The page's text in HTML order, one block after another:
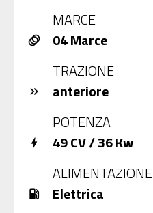
MARCE
animation
04 Marce
TRAZIONE
keyboard_double_arrow_right
anteriore
POTENZA
bolt
49 CV / 36 Kw
ALIMENTAZIONE
local_gas_station
Elettrica